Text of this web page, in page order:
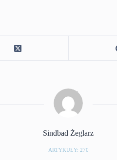
Sindbad Żeglarz
ARTYKUŁY: 270